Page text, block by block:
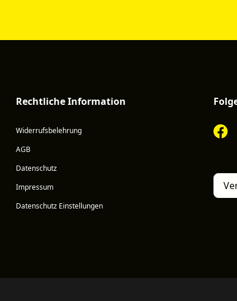
Rechtliche Information
Widerrufsbelehrung
AGB
Datenschutz
Impressum
Datenschutz Einstellungen